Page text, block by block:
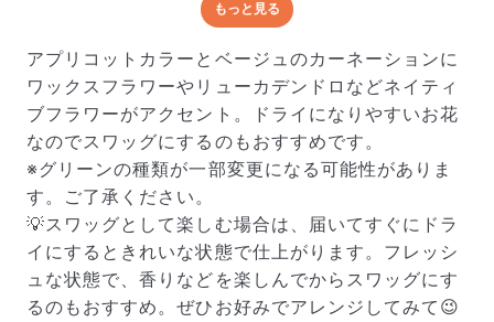
どんな梱包で届くの？
出荷前に水揚げ（花が水を吸いやすくなる処理）を施
し、専用ボックスに丁寧に梱包してお届けしています。
きゅっとまとめられて一見窮屈そうに見えますが、輸送
中の衝撃による折れや擦れを軽減する効果があります。
もっと見る
アプリコットカラーとベージュのカーネーションに
ワックスフラワーやリューカデンドロなどネイティ
ブフラワーがアクセント。ドライになりやすいお花
なのでスワッグにするのもおすすめです。
※グリーンの種類が一部変更になる可能性がありま
す。ご了承ください。
💡スワッグとして楽しむ場合は、届いてすぐにドラ
イにするときれいな状態で仕上がります。フレッシ
ュな状態で、香りなどを楽しんでからスワッグにす
るのもおすすめ。ぜひお好みでアレンジしてみて😉